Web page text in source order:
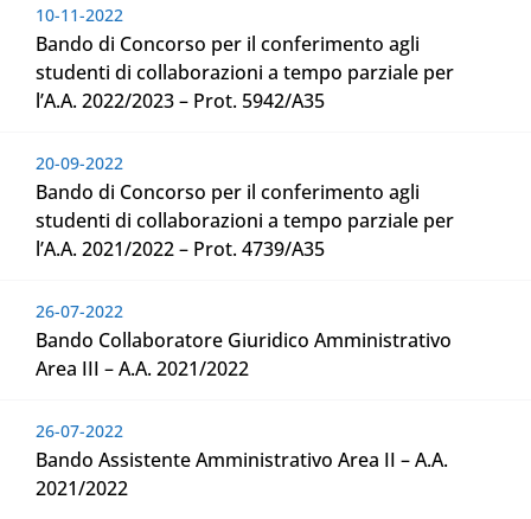
10-11-2022
Bando di Concorso per il conferimento agli
studenti di collaborazioni a tempo parziale per
l’A.A. 2022/2023 – Prot. 5942/A35
20-09-2022
Bando di Concorso per il conferimento agli
studenti di collaborazioni a tempo parziale per
l’A.A. 2021/2022 – Prot. 4739/A35
26-07-2022
Bando Collaboratore Giuridico Amministrativo
Area III – A.A. 2021/2022
26-07-2022
Bando Assistente Amministrativo Area II – A.A.
2021/2022